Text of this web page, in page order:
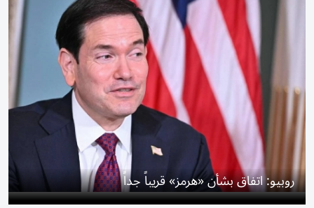
روبيو: اتفاق بشأن «هرمز» قريباً جداً